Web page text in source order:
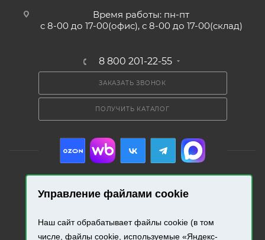
Управление файлами cookie
Наш сайт обрабатывает файлы cookie (в том
числе, файлы cookie, используемые «Яндекс-
Время работы: пн-пт
с 8-00 до 17-00(офис), с 8-00 до 17-00(склад)
8 800 201-22-55
ЗАКАЗАТЬ ЗВОНОК
ПОЛУЧИТЬ КАТАЛОГ
2026 © «Промресурс». Все права защищены.
Разработка и продвижение сайта.